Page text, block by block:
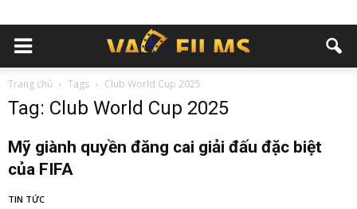
Trang chủ Tags Club World Cup 2025
Tag: Club World Cup 2025
Mỹ giành quyền đăng cai giải đấu đặc biệt
của FIFA
TIN TỨC